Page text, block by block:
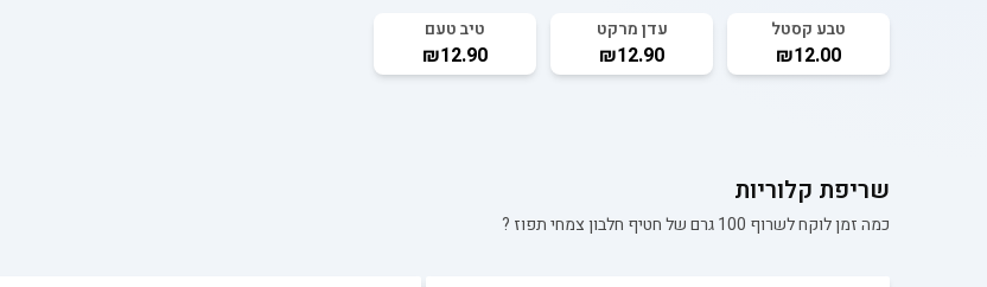
טבע קסטל
₪12.00
עדן מרקט
₪12.90
טיב טעם
₪12.90
שריפת קלוריות
כמה זמן לוקח לשרוף 100 גרם של חטיף חלבון צמחי תפוז ?